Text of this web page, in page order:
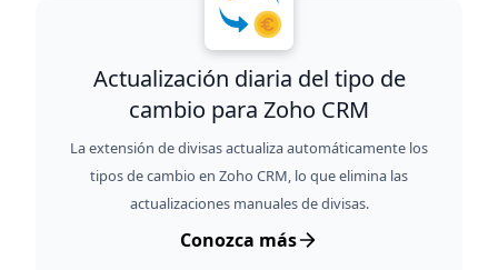
Actualización diaria del tipo de
cambio para Zoho CRM
La extensión de divisas actualiza automáticamente los
tipos de cambio en Zoho CRM, lo que elimina las
actualizaciones manuales de divisas.
Conozca más